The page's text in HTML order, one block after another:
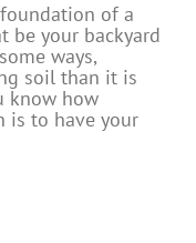
of a
be your backyard
ways,
soil than it is
know how
is to have your